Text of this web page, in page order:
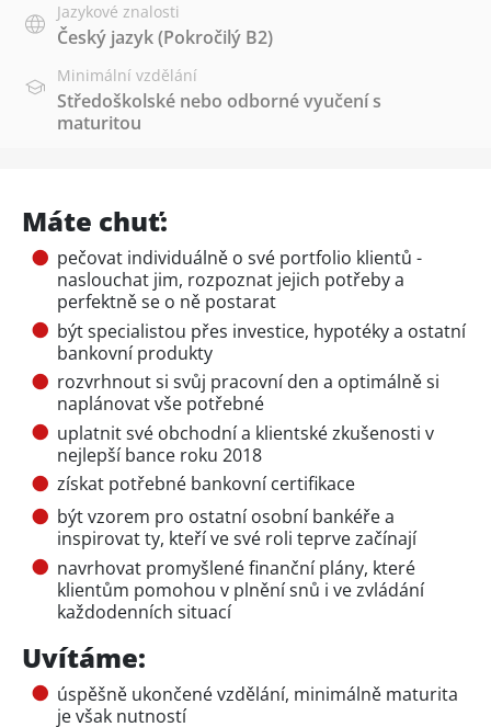
Jazykové znalosti
Český jazyk(Pokročilý B2)
Minimální vzdělání
Středoškolské nebo odborné vyučení s
maturitou
Máte chuť:
pečovat individuálně o své portfolio klientů -
naslouchat jim, rozpoznat jejich potřeby a
perfektně se o ně postarat
být specialistou přes investice, hypotéky a ostatní
bankovní produkty
rozvrhnout si svůj pracovní den a optimálně si
naplánovat vše potřebné
uplatnit své obchodní a klientské zkušenosti v
nejlepší bance roku 2018
získat potřebné bankovní certifikace
být vzorem pro ostatní osobní bankéře a
inspirovat ty, kteří ve své roli teprve začínají
navrhovat promyšlené finanční plány, které
klientům pomohou v plnění snů i ve zvládání
každodenních situací
Uvítáme:
úspěšně ukončené vzdělání, minimálně maturita
je však nutností